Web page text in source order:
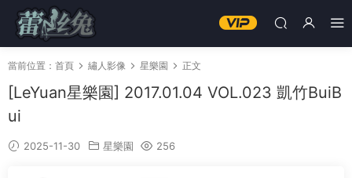
當前位置： 首頁 繡人影像 星樂園 正文
[LeYuan星樂園] 2017.01.04 VOL.023 凱竹BuiB
ui
2025-11-30 星樂園 256